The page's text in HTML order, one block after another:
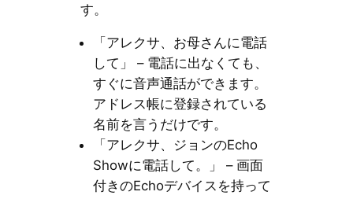
す。
「アレクサ、お母さんに電話
して」 – 電話に出なくても、
すぐに音声通話ができます。
アドレス帳に登録されている
名前を言うだけです。
「アレクサ、ジョンのEcho
Showに電話して。」 – 画面
付きのEchoデバイスを持って